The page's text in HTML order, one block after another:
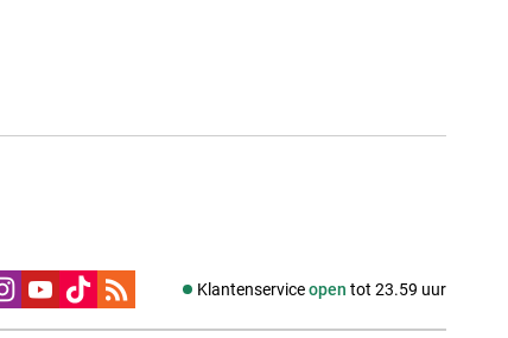
Klantenserviceopen tot 23.59 uur